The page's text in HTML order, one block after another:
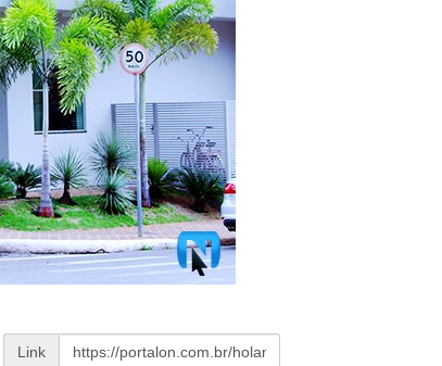
Link